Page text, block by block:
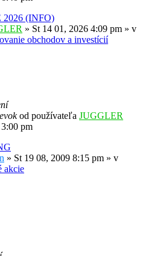
(INFO)
» St 14 01, 2026 4:09 pm » v
obchodov a investícií
od používateľa JUGGLER
pm
» St 19 08, 2009 8:15 pm » v
akcie